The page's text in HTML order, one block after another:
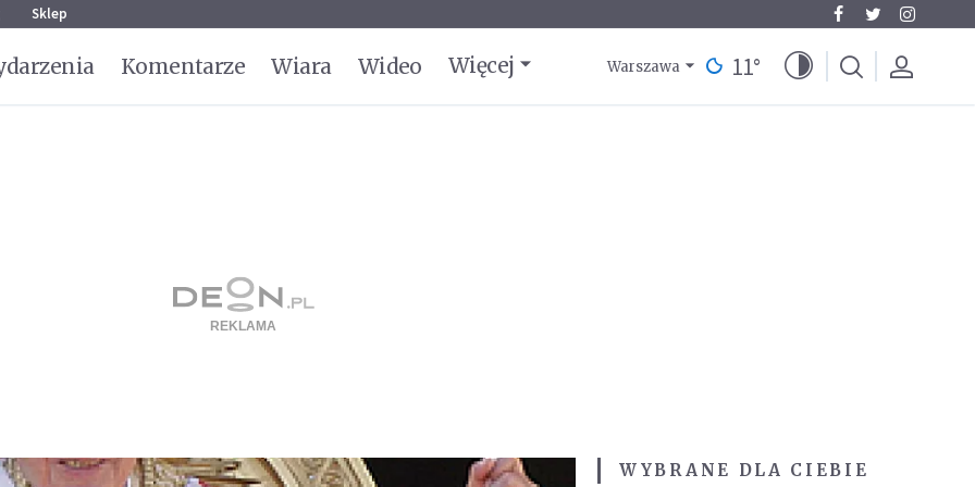
Sklep
Komentarze Wiara Wideo Więcej Warszawa 11°
WYBRANE DLA CIEBIE